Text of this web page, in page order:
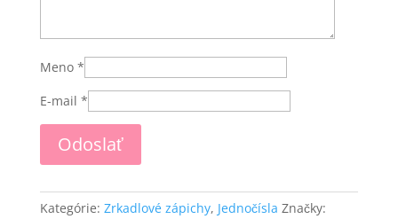
Meno *
E-mail *
Kategórie: Zrkadlové zápichy, Jednočísla Značky: